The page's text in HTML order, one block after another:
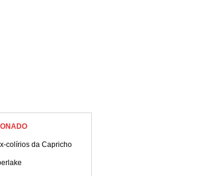
colírios da Capricho